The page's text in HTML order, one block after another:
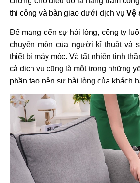
thi công và bàn giao dưới dịch vụ Vệ
Để mang đến sự hài lòng, công ty
chuyên môn của người kĩ thuật và
thiết bị máy móc. Và tất nhiên tinh
cả dịch vụ cũng là một trong những
phần tạo nên sự hài lòng của khách